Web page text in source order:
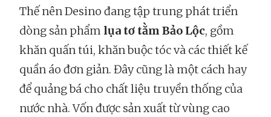
Thế nên Desino đang tập trung phát triển
dòng sản phẩm lụa tơ tằm Bảo Lộc, gồm
khăn quấn túi, khăn buộc tóc và các thiết kế
quần áo đơn giản. Đây cũng là một cách hay
để quảng bá cho chất liệu truyền thống của
nước nhà. Vốn được sản xuất từ vùng cao